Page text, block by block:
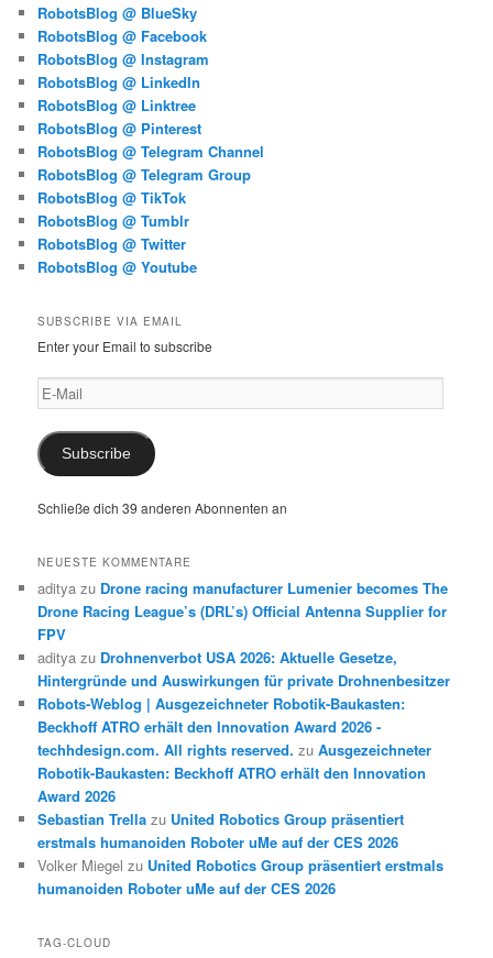
RobotsBlog @ BlueSky
RobotsBlog @ Facebook
RobotsBlog @ Instagram
RobotsBlog @ LinkedIn
RobotsBlog @ Linktree
RobotsBlog @ Pinterest
RobotsBlog @ Telegram Channel
RobotsBlog @ Telegram Group
RobotsBlog @ TikTok
RobotsBlog @ Tumblr
RobotsBlog @ Twitter
RobotsBlog @ Youtube
SUBSCRIBE VIA EMAIL
Enter your Email to subscribe
E-
Mail
Subscribe
Schließe dich 39 anderen Abonnenten an
NEUESTE KOMMENTARE
aditya zu Drone racing manufacturer Lumenier becomes The
Drone Racing League’s (DRL’s) Official Antenna Supplier for
FPV
aditya zu Drohnenverbot USA 2026: Aktuelle Gesetze,
Hintergründe und Auswirkungen für private Drohnenbesitzer
Robots-Weblog | Ausgezeichneter Robotik-Baukasten:
Beckhoff ATRO erhält den Innovation Award 2026 -
techhdesign.com. All rights reserved. zuAusgezeichneter
Robotik-Baukasten: Beckhoff ATRO erhält den Innovation
Award 2026
Sebastian Trella zu United Robotics Group präsentiert
erstmals humanoiden Roboter uMe auf der CES 2026
Volker Miegel zu United Robotics Group präsentiert erstmals
humanoiden Roboter uMe auf der CES 2026
TAG-CLOUD